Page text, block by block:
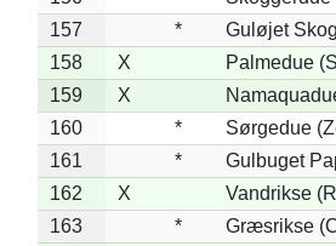
157
*
Guløjet
158
X
Palmedue
159
X
160
*
Sørgedue
161
*
Gulbuget
162
X
Vandrikse
163
*
Græsrikse